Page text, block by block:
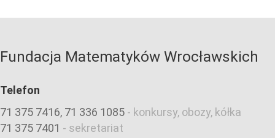
Fundacja Matematyków Wrocławskich
Telefon
71 375 7416, 71 336 1085 - konkursy, obozy, kółka
71 375 7401 - sekretariat